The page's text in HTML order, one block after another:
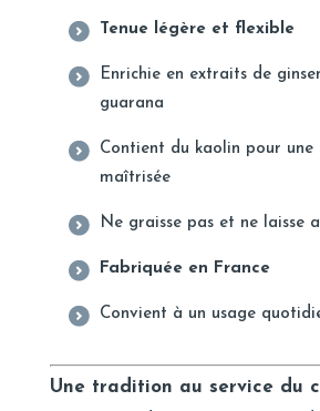
Tenue légère et flexible
Enrichie en extraits de
guarana
Contient du kaolin pour une
maîtrisée
Ne graisse pas et ne laisse
Fabriquée en France
Convient à un usage
Une tradition au service du